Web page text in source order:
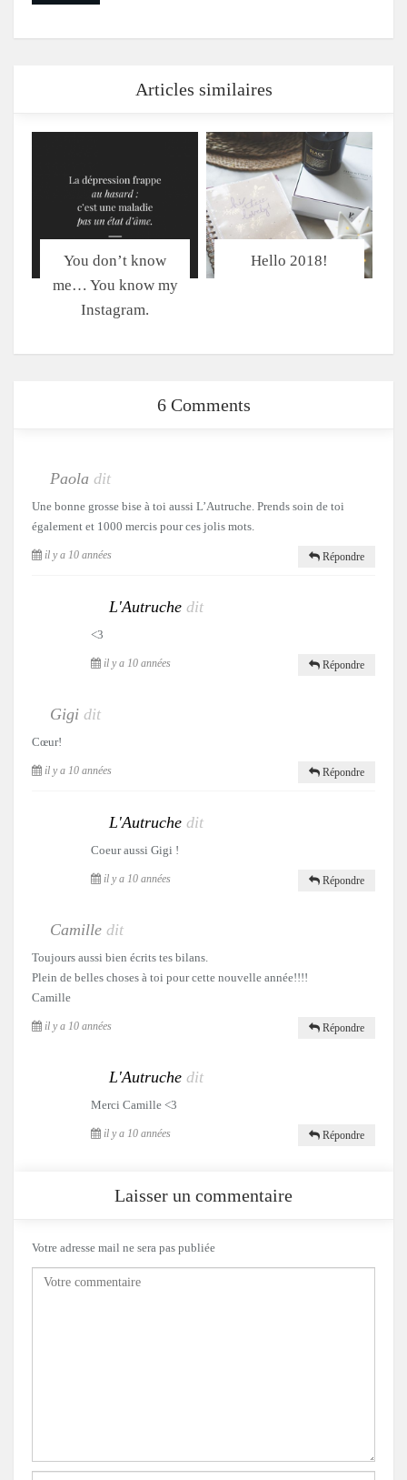
Articles similaires
You don’t know
me… You know my
Instagram.
Hello 2018!
6 Comments
Paola dit
Une bonne grosse bise à toi aussi L’Autruche. Prends soin de toi
également et 1000 mercis pour ces jolis mots.
il y a 10 années Répondre
L'Autruche dit
<3
il y a 10 années Répondre
Gigi dit
Cœur!
il y a 10 années Répondre
L'Autruche dit
Coeur aussi Gigi !
il y a 10 années Répondre
Camille dit
Toujours aussi bien écrits tes bilans.
Plein de belles choses à toi pour cette nouvelle année!!!!
Camille
il y a 10 années Répondre
L'Autruche dit
Merci Camille <3
il y a 10 années Répondre
Laisser un commentaire
Votre adresse mail ne sera pas publiée